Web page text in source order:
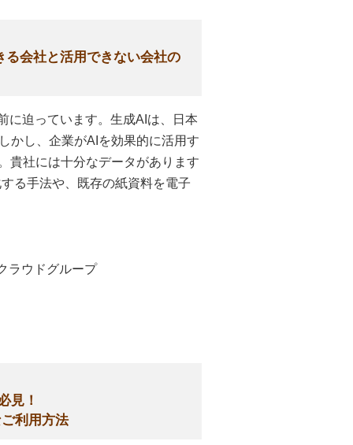
会社と活用できない会社の
に迫っています。生成AIは、日本
かし、企業がAIを効果的に活用す
貴社には十分なデータがあります
る手法や、既存の紙資料を電子
ウドグループ
見！
利用方法